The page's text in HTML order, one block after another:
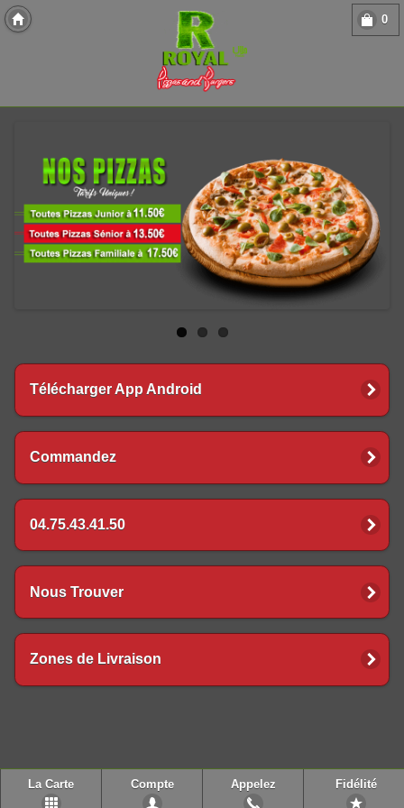
0
Télécharger App Android
Commandez
04.75.43.41.50
Nous Trouver
Zones de Livraison
La Carte Compte Appelez Fidélité
Copyright 2013 Des-Click Com